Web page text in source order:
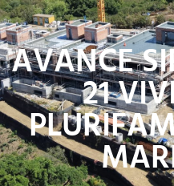
AVANCE
21